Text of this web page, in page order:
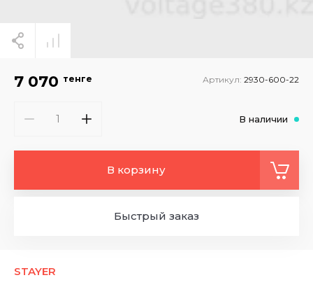
STAYER
7 070 тенге Артикул: 2930-600-22
В наличии
В корзину
Быстрый заказ